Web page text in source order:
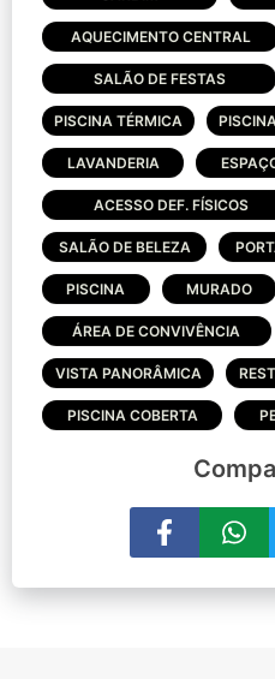
AQUECIMENTO CENTRAL
SALÃO DE FESTAS
PISCINA TÉRMICA
LAVANDERIA
ACESSO DEF. FÍSICOS
SALÃO DE BELEZA
PISCINA MURADO
ÁREA DE CONVIVÊNCIA
VISTA PANORÂMICA
PISCINA COBERTA